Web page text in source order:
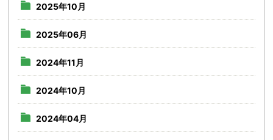
2025年10月
2025年06月
2024年11月
2024年10月
2024年04月